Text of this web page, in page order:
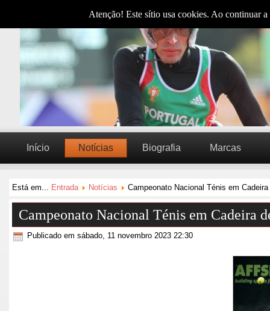
Início Notícias Biografia Marcas
Está em... Entrada Notícias Campeonato Nacional Ténis em
Campeonato Nacional Ténis em Cadeira
Publicado em sábado, 11 novembro 2023 22:30
Atenção! Este sítio usa cookies. Ao continuar